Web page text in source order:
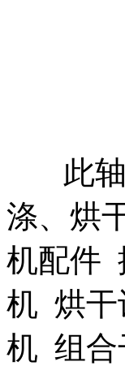
此轴
涤、烘
机配件
机 烘
机 组合